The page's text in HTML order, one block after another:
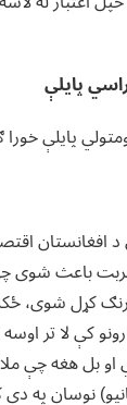
پایلې
پایلې
د افغانستان
باعث شوی چې
کې لا تر
بل هغه چې